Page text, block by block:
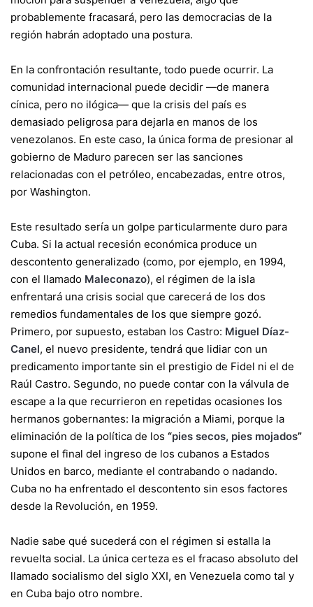
probablemente fracasará, pero las democracias de la
región habrán adoptado una postura.
En la confrontación resultante, todo puede ocurrir. La
comunidad internacional puede decidir —de manera
cínica, pero no ilógica— que la crisis del país es
demasiado peligrosa para dejarla en manos de los
venezolanos. En este caso, la única forma de presionar al
gobierno de Maduro parecen ser las sanciones
relacionadas con el petróleo, encabezadas, entre otros,
por Washington.
Este resultado sería un golpe particularmente duro para
Cuba. Si la actual recesión económica produce un
descontento generalizado (como, por ejemplo, en 1994,
con el llamado Maleconazo), el régimen de la isla
enfrentará una crisis social que carecerá de los dos
remedios fundamentales de los que siempre gozó.
Primero, por supuesto, estaban los Castro: Miguel Díaz-
Canel, el nuevo presidente, tendrá que lidiar con un
predicamento importante sin el prestigio de Fidel ni el de
Raúl Castro. Segundo, no puede contar con la válvula de
escape a la que recurrieron en repetidas ocasiones los
hermanos gobernantes: la migración a Miami, porque la
eliminación de la política de los “pies secos, pies mojados”
supone el final del ingreso de los cubanos a Estados
Unidos en barco, mediante el contrabando o nadando.
Cuba no ha enfrentado el descontento sin esos factores
desde la Revolución, en 1959.
Nadie sabe qué sucederá con el régimen si estalla la
revuelta social. La única certeza es el fracaso absoluto del
llamado socialismo del siglo XXI, en Venezuela como tal y
en Cuba bajo otro nombre.